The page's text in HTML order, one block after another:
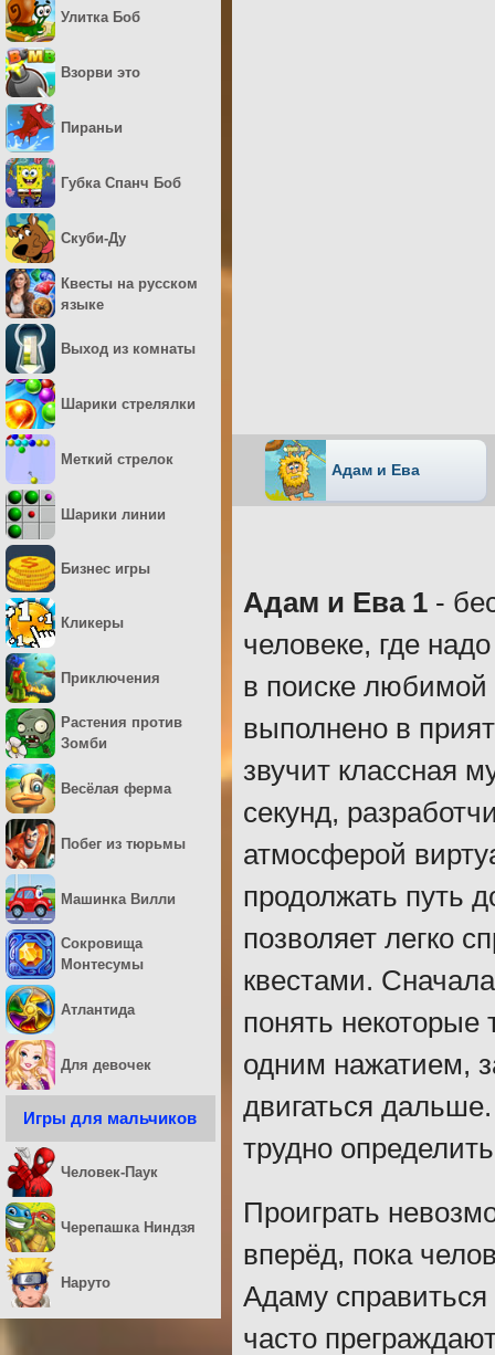
Адам и Ева
Адам и Ева 1 -
человеке, где
в поиске любимой
выполнено в
звучит классная
секунд,
атмосферой
продолжать путь
позволяет легко
квестами.
понять некоторые
одним нажатием,
двигаться
трудно
Проиграть
вперёд, пока
Адаму
часто
Улитка Боб
Взорви это
Пираньи
Губка Спанч Боб
Скуби-Ду
Квесты на русском
языке
Выход из комнаты
Шарики стрелялки
Меткий стрелок
Шарики линии
Бизнес игры
Кликеры
Приключения
Растения против
Зомби
Весёлая ферма
Побег из тюрьмы
Машинка Вилли
Сокровища
Монтесумы
Атлантида
Для девочек
Игры для мальчиков
Человек-Паук
Черепашка Ниндзя
Наруто